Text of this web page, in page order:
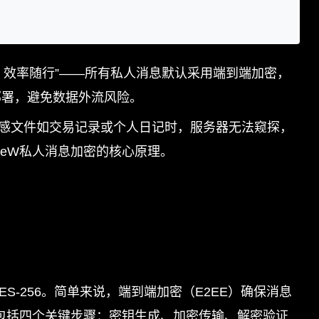
率随行”——所有私人消息默认采用端到端加密，
，避免数据外流风险。
件如交易记录或个人日记时，服务器无法窥探，
私人消息加密的核心原理。
256。简单来说，端到端加密（E2EE）确保消息
四个关键步骤：密钥生成、加密传输、解密验证